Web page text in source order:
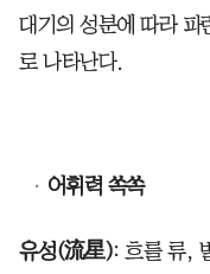
대기의 성분에 따라
로 나타난다.
어휘력 쏙쏙
유성(流星): 흐를 류,